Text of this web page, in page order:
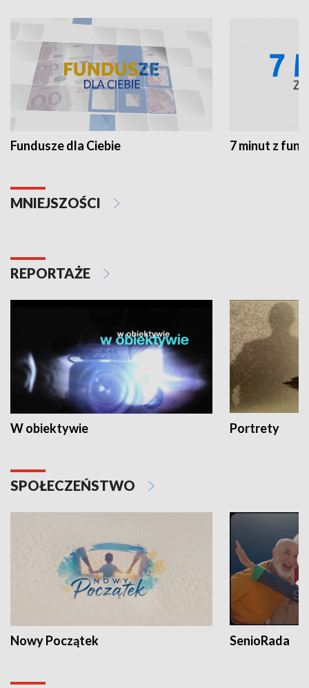
Fundusze dla Ciebie 7 minut z
MNIEJSZOŚCI
REPORTAŻE
W obiektywie Portrety
SPOŁECZEŃSTWO
Nowy Początek SenioRada